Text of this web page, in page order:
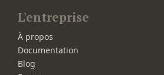
L'entreprise
À propos
Documentation
Blog